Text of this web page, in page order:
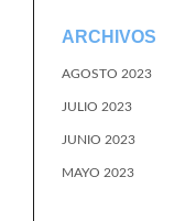
ARCHIVOS
AGOSTO 2023
JULIO 2023
JUNIO 2023
MAYO 2023